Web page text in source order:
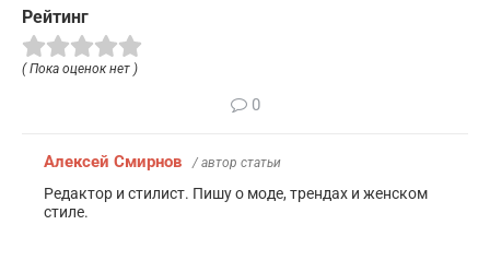
Рейтинг
( Пока оценок нет )
0
Алексей Смирнов / автор статьи
Редактор и стилист. Пишу о моде, трендах и женском
стиле.